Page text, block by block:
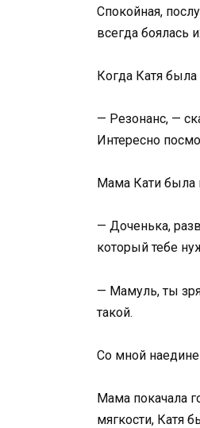
Спокойная,
всегда боялась
Когда Катя
— Резонанс, —
Интересно
Мама Кати была
— Доченька,
который тебе
— Мамуль, ты
такой.
Со мной
Мама покачала
мягкости, Катя